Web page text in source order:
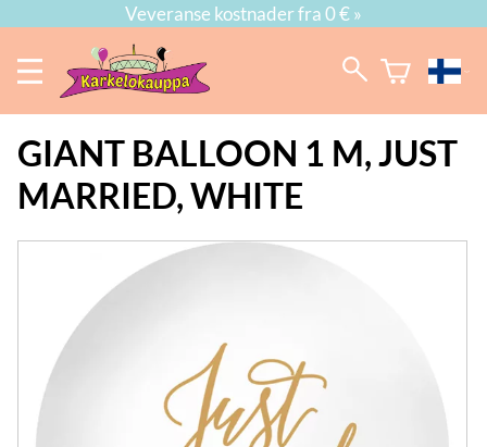
Veveranse kostnader fra 0 € »
GIANT BALLOON 1 M, JUST
MARRIED, WHITE